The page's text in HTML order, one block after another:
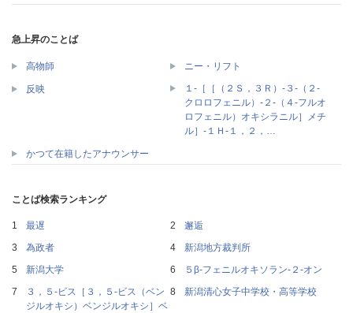
急上昇のことば
高物師 ニー・リフト
反映
１‐［［（２Ｓ，３Ｒ）‐３‐（２‐
クロロフェニル）‐２‐（４‐フルオ
ロフェニル）オキシラニル］メチ
ル］‐１Ｈ‐１，２，…
かつて在籍したアナウンサー
ことば検索ランキング
最遅
邂逅
為政者
新潟地方裁判所
新潟大学
５β‐フェニルオキソラン‐２‐オン
３，５‐ビス［３，５‐ビス（ベン
ジルオキシ）ベンジルオキシ］ベ
新潟清心女子中学校・高等学校